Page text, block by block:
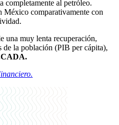
completamente al petróleo.
México comparativamente con
una muy lenta recuperación,
de la población (PIB per cápita),